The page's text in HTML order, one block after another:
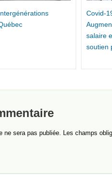
Covid-
salaire
soutien
ne sera pas publiée.
Les champs